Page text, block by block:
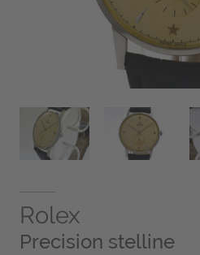
Rolex
Precision stelline